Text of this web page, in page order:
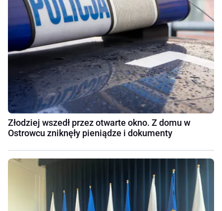
Złodziej wszedł przez otwarte okno. Z domu w
Ostrowcu zniknęły pieniądze i dokumenty